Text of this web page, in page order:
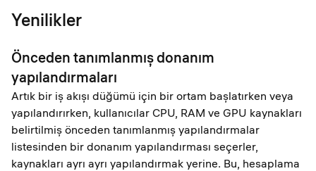
Yenilikler
Önceden tanımlanmış donanım
yapılandırmaları
Artık bir iş akışı düğümü için bir ortam başlatırken veya
yapılandırırken, kullanıcılar CPU, RAM ve GPU kaynakları
belirtilmiş önceden tanımlanmış yapılandırmalar
listesinden bir donanım yapılandırması seçerler,
kaynakları ayrı ayrı yapılandırmak yerine. Bu, hesaplama